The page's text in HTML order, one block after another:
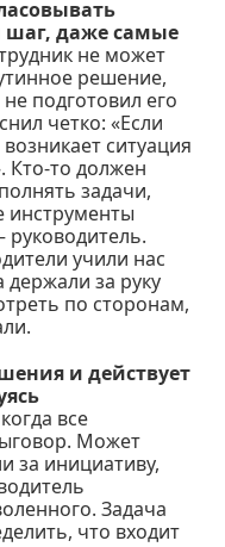
шаг, даже самые
не может
решение,
подготовил его
четко: «Если
ситуация
Кто-то должен
задачи,
инструменты
руководитель.
учили нас
держали за руку
по сторонам,
и действует
все
Может
за инициативу,
Задача
что входит